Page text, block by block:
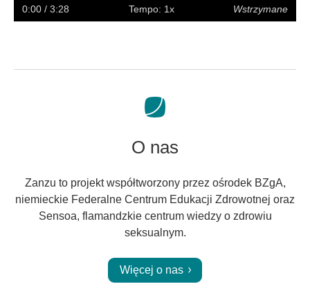
w
tył przód
napisy
na
pełny
0:00 / 3:28 Tempo: 1x Wstrzymane
O nas
Zanzu to projekt współtworzony przez ośrodek BZgA,
niemieckie Federalne Centrum Edukacji Zdrowotnej oraz
Sensoa, flamandzkie centrum wiedzy o zdrowiu
seksualnym.
Więcej o nas